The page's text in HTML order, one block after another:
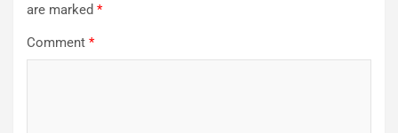
are marked *
Comment *